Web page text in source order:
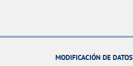
MODIFICACIÓN DE DATOS